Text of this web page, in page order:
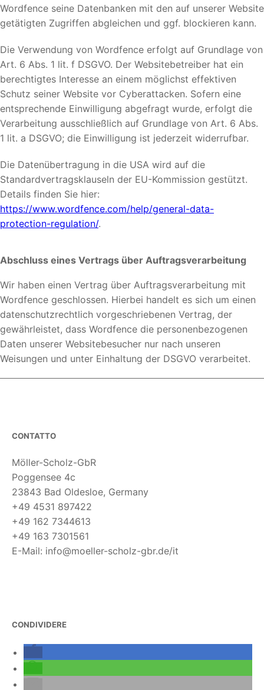
Wordfence seine Datenbanken mit den auf unserer Website
getätigten Zugriffen abgleichen und ggf. blockieren kann.
Die Verwendung von Wordfence erfolgt auf Grundlage von
Art. 6 Abs. 1 lit. f DSGVO. Der Websitebetreiber hat ein
berechtigtes Interesse an einem möglichst effektiven
Schutz seiner Website vor Cyberattacken. Sofern eine
entsprechende Einwilligung abgefragt wurde, erfolgt die
Verarbeitung ausschließlich auf Grundlage von Art. 6 Abs.
1 lit. a DSGVO; die Einwilligung ist jederzeit widerrufbar.
Die Datenübertragung in die USA wird auf die
Standardvertragsklauseln der EU-Kommission gestützt.
Details finden Sie hier:
https://www.wordfence.com/help/general-data-
protection-regulation/.
Abschluss eines Vertrags über Auftragsverarbeitung
Wir haben einen Vertrag über Auftragsverarbeitung mit
Wordfence geschlossen. Hierbei handelt es sich um einen
datenschutzrechtlich vorgeschriebenen Vertrag, der
gewährleistet, dass Wordfence die personenbezogenen
Daten unserer Websitebesucher nur nach unseren
Weisungen und unter Einhaltung der DSGVO verarbeitet.
CONTATTO
Möller-Scholz-GbR
Poggensee 4c
23843 Bad Oldesloe, Germany
+49 4531 897422
+49 162 7344613
+49 163 7301561
E-Mail: info@moeller-scholz-gbr.de/it
CONDIVIDERE